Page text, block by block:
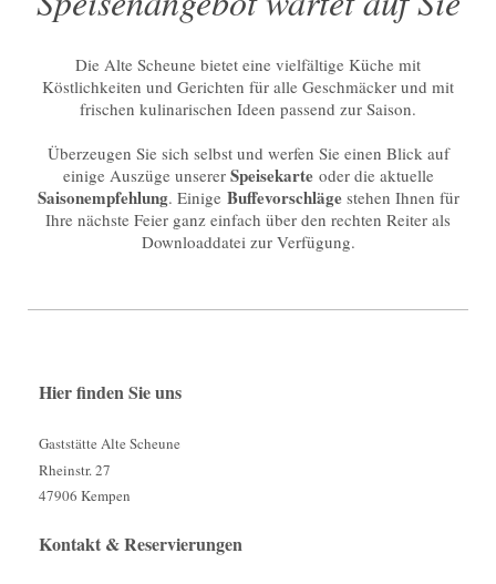
Die Alte Scheune bietet eine vielfältige Küche mit
Köstlichkeiten und Gerichten für alle Geschmäcker und mit
frischen kulinarischen Ideen passend zur Saison.
Überzeugen Sie sich selbst und werfen Sie einen Blick auf
einige Auszüge unserer Speisekarte oder die aktuelle
Saisonempfehlung. Einige Buffevorschlägestehen Ihnen für
Ihre nächste Feier ganz einfach über den rechten Reiter als
Downloaddatei zur Verfügung.
Hier finden Sie uns
Gaststätte Alte Scheune
Rheinstr. 27
47906 Kempen
Kontakt & Reservierungen